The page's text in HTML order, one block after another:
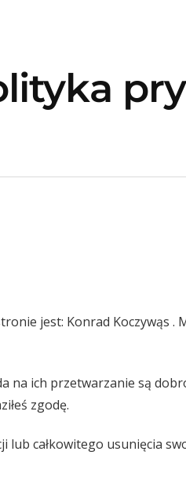
jest: Konrad Koczywąs .
na ich przetwarzanie są
zgodę.
lub całkowitego usunięcia